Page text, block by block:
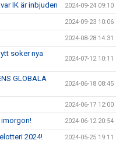
IK är inbjuden 2024-09-24 09:10
2024-09-23 10:06
2024-08-28 14:31
söker nya
2024-07-12 10:11
GLOBALA
2024-06-18 08:45
2024-06-17 12:00
imorgon! 2024-06-12 20:54
2024! 2024-05-25 19:11